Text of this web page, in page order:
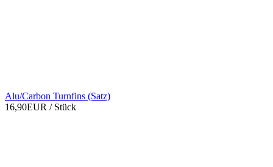
Alu/Carbon Turnfins (Satz)
16,90EUR / Stück